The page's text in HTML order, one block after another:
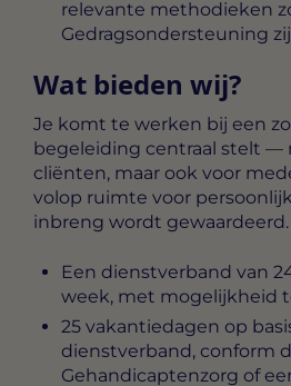
relevante methodieken
Gedragsondersteuning
Wat bieden wij?
Je komt te werken bij een
begeleiding centraal stelt —
cliënten, maar ook voor
volop ruimte voor
inbreng wordt gewaardeerd.
Een dienstverband van
week, met mogelijkheid
25 vakantiedagen op
dienstverband, conform
Gehandicaptenzorg of